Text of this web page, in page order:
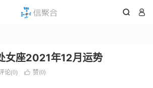
 
女座2021年12月运势
论(0)  赞(0)